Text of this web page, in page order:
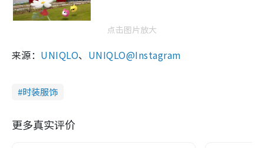
点击图片放大
来源： UNIQLO、 UNIQLO@Instagram
时装服饰
更多真实评价